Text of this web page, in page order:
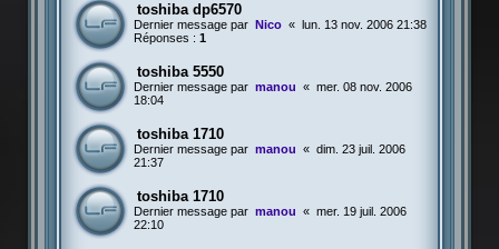
toshiba dp6570
Dernier message par Nico «
lun. 13 nov. 2006 21:38
Réponses : 1
toshiba 5550
Dernier message par manou « mer. 08 nov. 2006
18:04
toshiba 1710
Dernier message par manou « dim. 23 juil. 2006
21:37
toshiba 1710
Dernier message par manou « mer. 19 juil. 2006
22:10